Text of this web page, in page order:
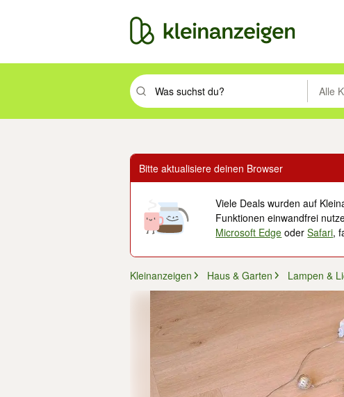
Suchbegriff eingeben. Eingabetaste drückenAlle
Bitte aktualisiere deinen Browser
Viele Deals wurden auf
Funktionen einwandfrei
Microsoft Edge oderSafari,
Kleinanzeigen Haus & Garten Lampen &